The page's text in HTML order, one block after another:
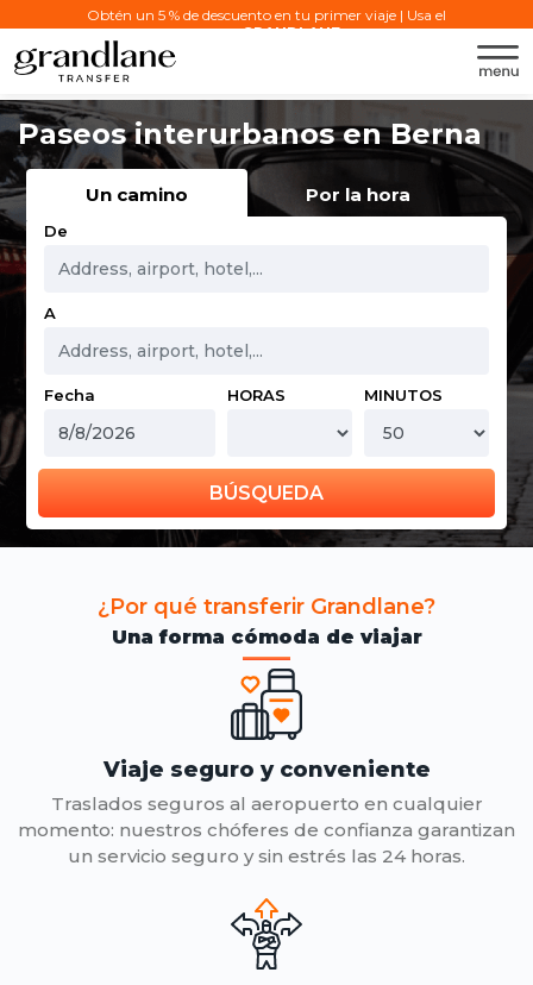
Obtén un 5 % de descuento en tu primer viaje | Usa el
código:GRANDLANE
Paseos interurbanos en Berna
Un camino Por la hora
De
A
Fecha HORAS MINUTOS
BÚSQUEDA
¿Por qué transferir Grandlane?
Una forma cómoda de viajar
Viaje seguro y conveniente
Traslados seguros al aeropuerto en cualquier
momento: nuestros chóferes de confianza garantizan
un servicio seguro y sin estrés las 24 horas.